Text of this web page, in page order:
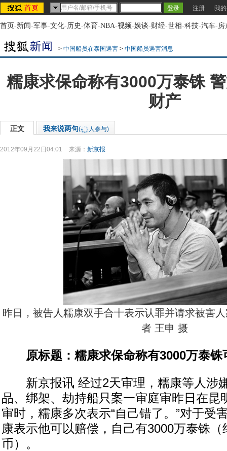
注册 我
首页-新闻-军事-文化-历史-体育-NBA-视频-娱谈-财经-世相-科技-汽车-房
> 中国船员在泰国遇害 > 中国船员遇害消息
糯康求保命称有3000万泰铢
财产
正文 我来说两句( 人参与)
2012年09月22日04:01 来源： 新京报
昨日，被告人糯康双手合十表示认罪并请求被害
者 王申 摄
原标题：糯康求保命称有3000万泰铢
新京报讯 经过2天审理，糯康等人涉
品、绑架、劫持船只案一审庭审昨日在昆
审时，糯康多次表示“自己错了。”对于受
康表示他可以赔偿，自己有3000万泰铢（
币）。